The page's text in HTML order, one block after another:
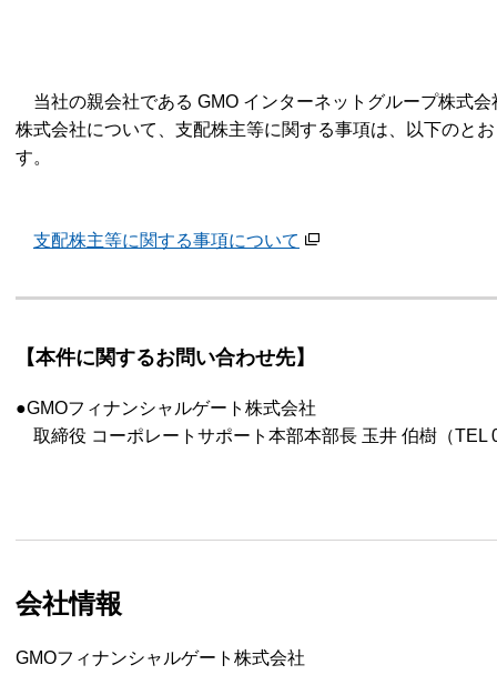
当社の親会社である GMO インターネットグループ株式会
株式会社について、支配株主等に関する事項は、以下のと
す。
支配株主等に関する事項について
【本件に関するお問い合わせ先】
●GMOフィナンシャルゲート株式会社
取締役 コーポレートサポート本部本部長 玉井 伯樹（TEL
会社情報
GMOフィナンシャルゲート株式会社